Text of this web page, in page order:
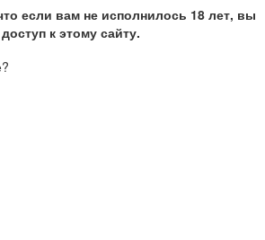
если вам не исполнилось 18 лет, вы
к этому сайту.